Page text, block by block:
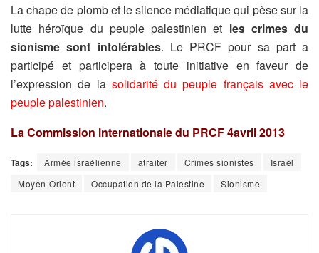
La chape de plomb et le silence médiatique qui pèse sur la
lutte héroïque du peuple palestinien et les crimes du
sionisme sont intolérables. Le PRCF pour sa part a
participé et participera à toute initiative en faveur de
l’expression de lasolidarité du peuple français avec le
peuple palestinien.
La Commission internationale du PRCF 4avril 2013
Tags: Armée israélienne atraiter Crimes sionistes
Israël
Moyen-Orient
Occupation de la Palestine Sionisme